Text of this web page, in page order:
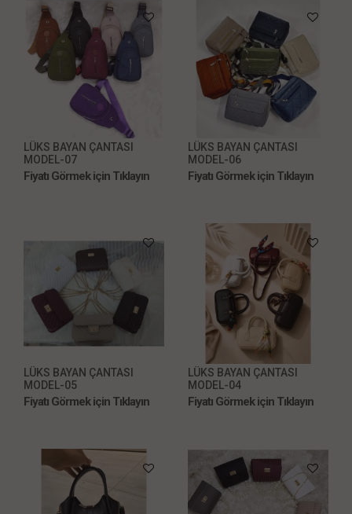
LÜKS BAYAN ÇANTASI
MODEL-07
Fiyatı Görmek için Tıklayın
LÜKS BAYAN ÇANTASI
MODEL-06
Fiyatı Görmek için Tıklayın
LÜKS BAYAN ÇANTASI
MODEL-05
Fiyatı Görmek için Tıklayın
LÜKS BAYAN ÇANTASI
MODEL-04
Fiyatı Görmek için Tıklayın